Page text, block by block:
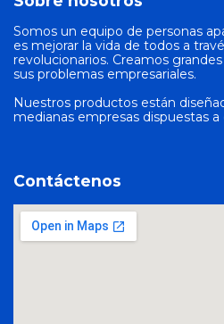
Somos un equipo de personas
es mejorar la vida de todos a
revolucionarios. Creamos
sus problemas empresariales.
Nuestros productos están
medianas empresas dispuestas
Contáctenos